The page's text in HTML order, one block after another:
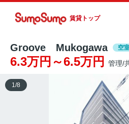
賃貸トップ
Groove Mukogawa 空
6.3万円～6.5万円 管理/
1 /8